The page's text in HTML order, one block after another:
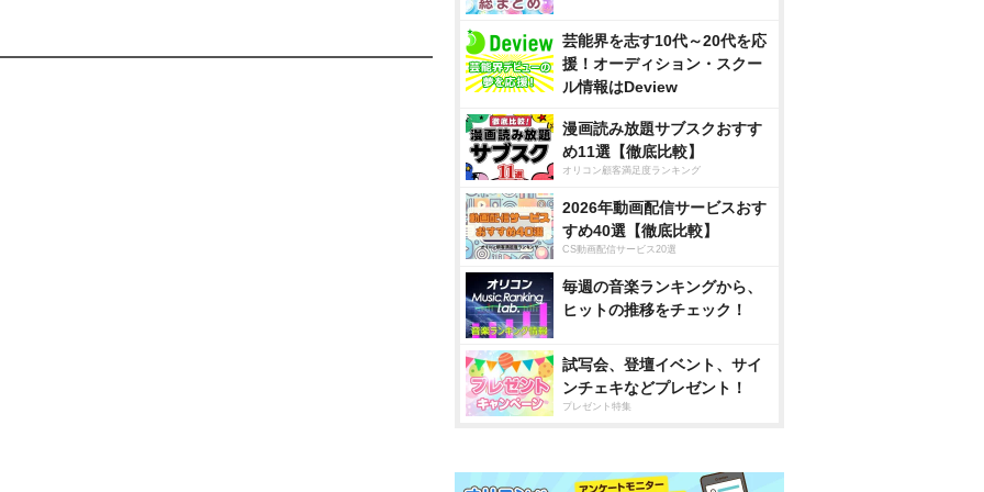
芸能界を志す10代～20代を応
援！オーディション・スクー
ル情報はDeview
漫画読み放題サブスクおすす
め11選【徹底比較】
オリコン顧客満足度ランキング
2026年動画配信サービスおす
すめ40選【徹底比較】
CS動画配信サービス20選
毎週の音楽ランキングから、
ヒットの推移をチェック！
試写会、登壇イベント、サイ
ンチェキなどプレゼント！
プレゼント特集